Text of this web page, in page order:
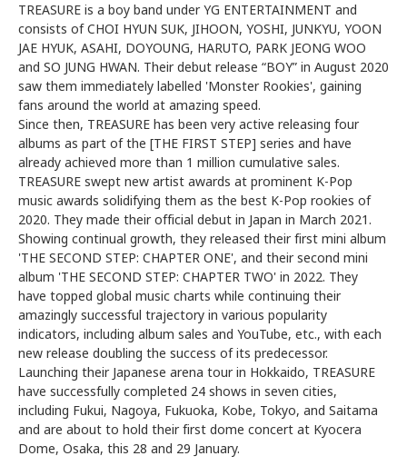
TREASURE is a boy band under YG ENTERTAINMENT and
consists of CHOI HYUN SUK, JIHOON, YOSHI, JUNKYU, YOON
JAE HYUK, ASAHI, DOYOUNG, HARUTO, PARK JEONG WOO
and SO JUNG HWAN. Their debut release “BOY” in August 2020
saw them immediately labelled 'Monster Rookies', gaining
fans around the world at amazing speed.
Since then, TREASURE has been very active releasing four
albums as part of the [THE FIRST STEP] series and have
already achieved more than 1 million cumulative sales.
TREASURE swept new artist awards at prominent K-Pop
music awards solidifying them as the best K-Pop rookies of
2020. They made their official debut in Japan in March 2021.
Showing continual growth, they released their first mini album
'THE SECOND STEP: CHAPTER ONE', and their second mini
album 'THE SECOND STEP: CHAPTER TWO' in 2022. They
have topped global music charts while continuing their
amazingly successful trajectory in various popularity
indicators, including album sales and YouTube, etc., with each
new release doubling the success of its predecessor.
Launching their Japanese arena tour in Hokkaido, TREASURE
have successfully completed 24 shows in seven cities,
including Fukui, Nagoya, Fukuoka, Kobe, Tokyo, and Saitama
and are about to hold their first dome concert at Kyocera
Dome, Osaka, this 28 and 29 January.